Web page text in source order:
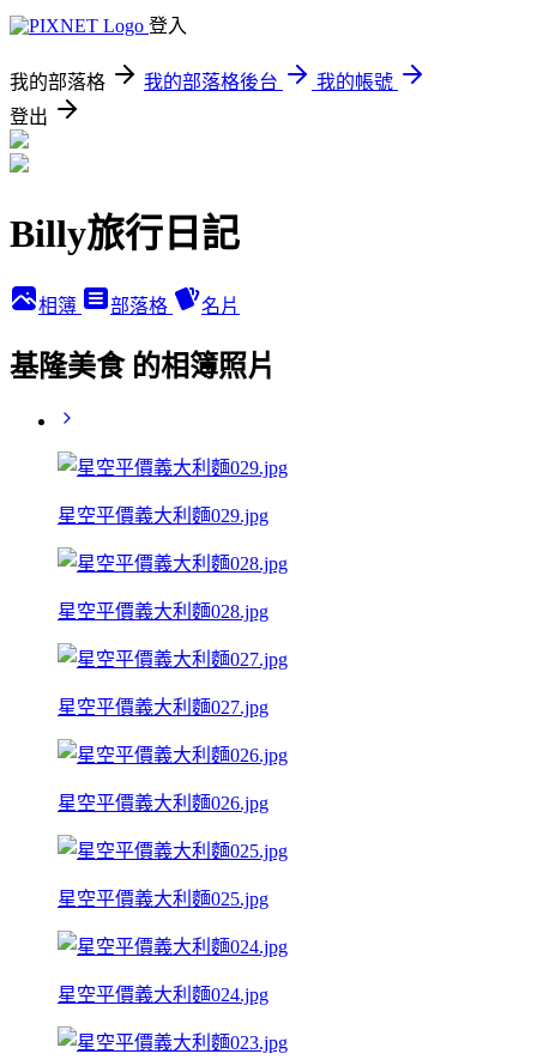
登入
我的部落格 我的部落格後台
我的帳號
登出
Billy旅行日記
相簿 部落格 名片
基隆美食 的相簿照片
星空平價義大利麵029.jpg
星空平價義大利麵028.jpg
星空平價義大利麵027.jpg
星空平價義大利麵026.jpg
星空平價義大利麵025.jpg
星空平價義大利麵024.jpg